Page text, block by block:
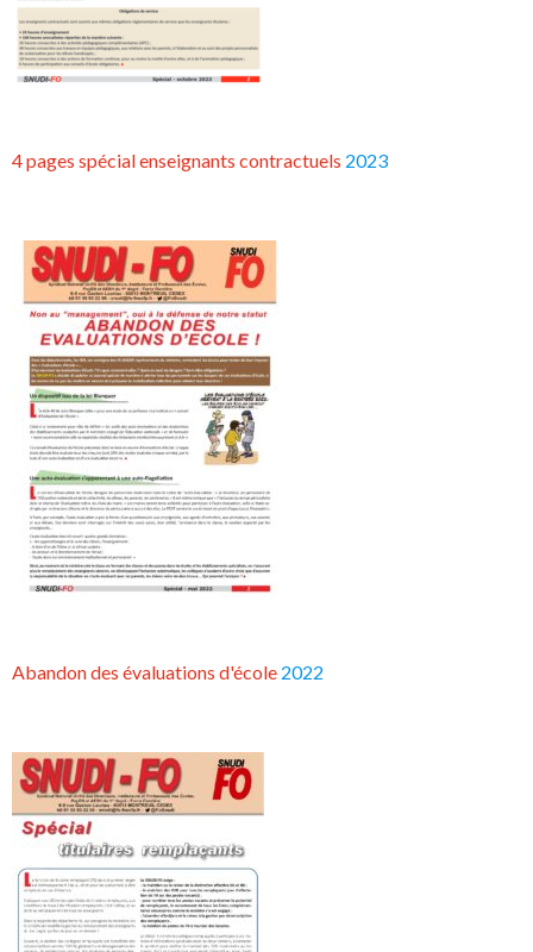
4 pages spécial enseignants contractuels 2023
Abandon des évaluations d'école 2022